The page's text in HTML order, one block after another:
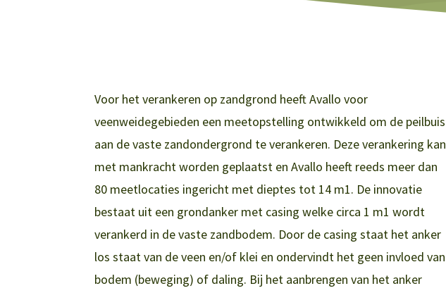
Voor het verankeren op zandgrond heeft Avallo voor
veenweidegebieden een meetopstelling ontwikkeld om de peilbuis
aan de vaste zandondergrond te verankeren. Deze verankering kan
met mankracht worden geplaatst en Avallo heeft reeds meer dan
80 meetlocaties ingericht met dieptes tot 14 m1. De innovatie
bestaat uit een grondanker met casing welke circa 1 m1 wordt
verankerd in de vaste zandbodem. Door de casing staat het anker
los staat van de veen en/of klei en ondervindt het geen invloed van
bodem (beweging) of daling. Bij het aanbrengen van het anker